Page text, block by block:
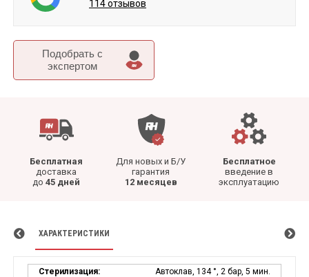
Подобрать c
экспертом
Бесплатная
доставка
до 45 дней
Для новых и Б/У
гарантия
12 месяцев
Бесплатное
введение в
эксплуатацию
114 отзывов
ХАРАКТЕРИСТИКИ
Стерилизация:
Автоклав, 134 °, 2 бар, 5 мин.